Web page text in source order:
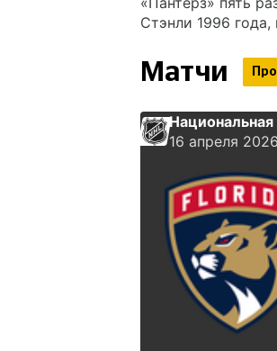
Стэнли 1996
Матчи
Национальная
16 апреля